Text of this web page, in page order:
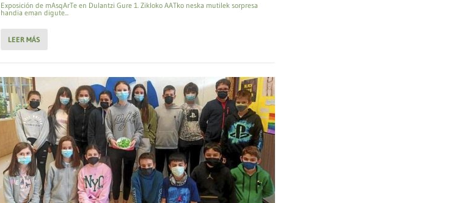
Exposición de mAsqArTe en Dulantzi Gure 1. Zikloko AATko neska mutilek sorpresa
handia eman digute...
LEER MÁS